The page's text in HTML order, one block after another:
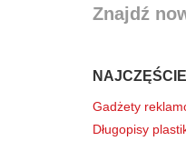
Znajdź
Gadżety
Długopisy